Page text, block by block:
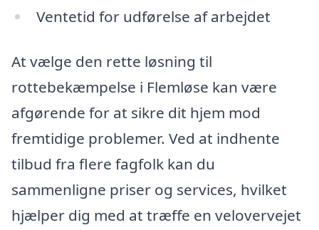
Ventetid for udførelse af arbejdet
At vælge den rette løsning til
rottebekæmpelse i Flemløse kan være
afgørende for at sikre dit hjem mod
fremtidige problemer. Ved at indhente
tilbud fra flere fagfolk kan du
sammenligne priser og services, hvilket
hjælper dig med at træffe en velovervejet